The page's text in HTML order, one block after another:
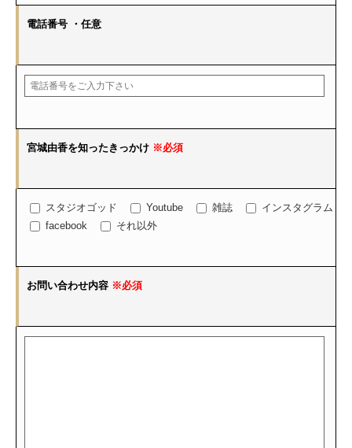
電話番号 ・任意
宮城由香を知ったきっかけ ※必須
スタジオゴッド Youtube 雑誌
インスタグラム
facebook
それ以外
お問い合わせ内容 ※必須